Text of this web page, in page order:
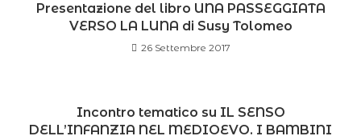
Presentazione del libro UNA PASSEGGIATA
VERSO LA LUNA di Susy Tolomeo
26 Settembre 2017
Incontro tematico su IL SENSO
DELL’INFANZIA NEL MEDIOEVO. I BAMBINI